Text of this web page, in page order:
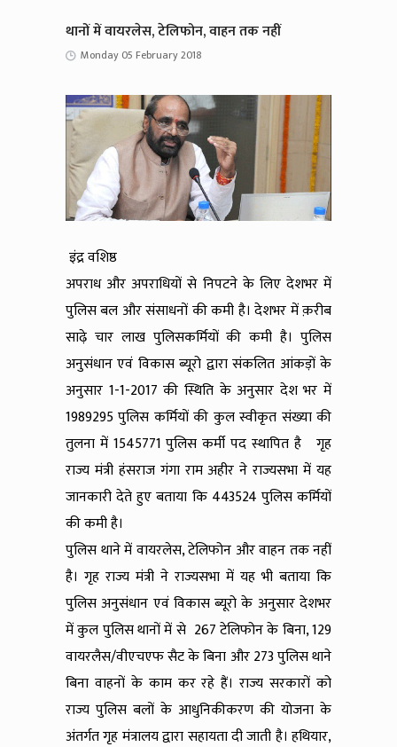
थानों में वायरलेस, टेलिफोन, वाहन तक नहीं
Monday 05 February 2018
इंद्र वशिष्ठ
अपराध और अपराधियों से निपटने के लिए देशभर में
पुलिस बल और संसाधनों की कमी है। देशभर में क़रीब
साढ़े चार लाख पुलिसकर्मियों की कमी है। पुलिस
अनुसंधान एवं विकास ब्यूरो द्वारा संकलित आंकड़ों के
अनुसार 1-1-2017 की स्थिति के अनुसार देश भर में
1989295 पुलिस कर्मियों की कुल स्वीकृत संख्या की
तुलना में 1545771 पुलिस कर्मी पद स्थापित है गृह
राज्य मंत्री हंसराज गंगा राम अहीर ने राज्यसभा में यह
जानकारी देते हुए बताया कि 443524 पुलिस कर्मियों
की कमी है।
पुलिस थाने में वायरलेस, टेलिफोन और वाहन तक नहीं
है। गृह राज्य मंत्री ने राज्यसभा में यह भी बताया कि
पुलिस अनुसंधान एवं विकास ब्यूरो के अनुसार देशभर
में कुल पुलिस थानों में से 267 टेलिफोन के बिना, 129
वायरलैस/वीएचएफ सैट के बिना और 273 पुलिस थाने
बिना वाहनों के काम कर रहे हैं। राज्य सरकारों को
राज्य पुलिस बलों के आधुनिकीकरण की योजना के
अंतर्गत गृह मंत्रालय द्वारा सहायता दी जाती है। हथियार,